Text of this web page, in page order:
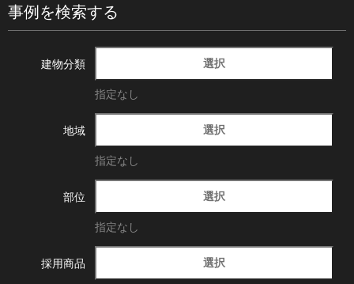
事例を検索する
建物分類 選択
指定なし
地域 選択
指定なし
部位 選択
指定なし
採用商品 選択